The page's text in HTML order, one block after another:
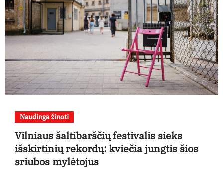
Naudinga žinoti
Vilniaus šaltibarščių festivalis sieks
išskirtinių rekordų: kviečia jungtis šios
sriubos mylėtojus